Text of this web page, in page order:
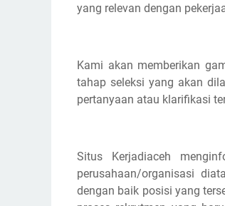
yang relevan dengan
Kami akan memberikan
tahap seleksi yang akan
pertanyaan atau klarifikasi
Situs Kerjadiaceh
perusahaan/organisasi
dengan baik posisi yang